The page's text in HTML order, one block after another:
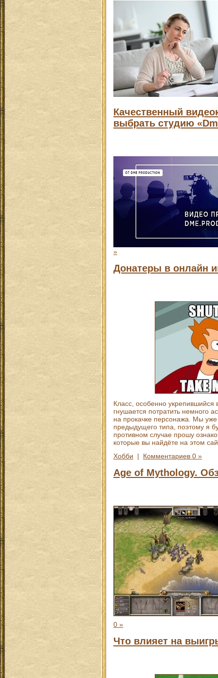
Качественный
выбрать студию
»
Донатеры в онлайн
Класс, особенно укрепившийся
гнушается потратить немного
на прокачке персонажа. Мы уже
предыдущего типа, поэтому я
противном случае прошу
которые вы найдёте на этом
Хобби | Комментариев 0 »
Age of Mythology.
0 »
Что влияет на